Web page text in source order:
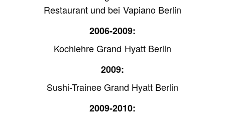
Restaurant und bei Vapiano Berlin
2006-2009:
Kochlehre Grand Hyatt Berlin
2009:
Sushi-Trainee Grand Hyatt Berlin
2009-2010: